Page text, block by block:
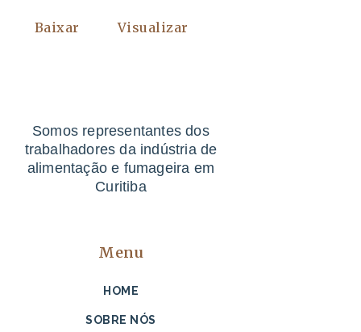
Baixar Visualizar
Somos representantes dos
trabalhadores da indústria de
alimentação e fumageira em
Curitiba
Menu
HOME
SOBRE NÓS